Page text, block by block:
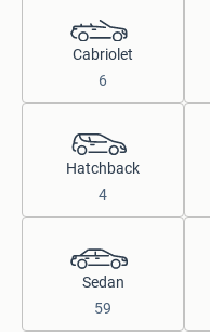
Cabriolet
6
Hatchback
4
Sedan
59